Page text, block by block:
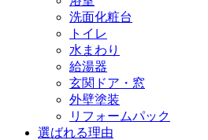
洗面化粧台
トイレ
水まわり
給湯器
玄関ドア・窓
外壁塗装
リフォームパック
選ばれる理由